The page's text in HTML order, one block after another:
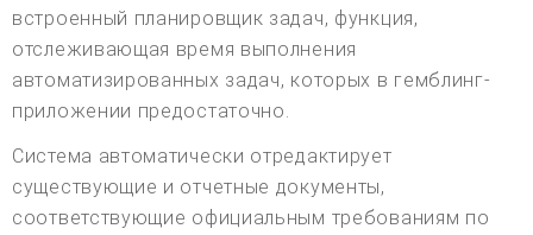
встроенный планировщик задач, функция,
отслеживающая время выполнения
автоматизированных задач, которых в гемблинг-
приложении предостаточно.
Система автоматически отредактирует
существующие и отчетные документы,
соответствующие официальным требованиям по